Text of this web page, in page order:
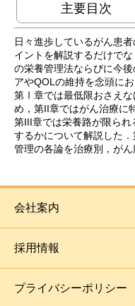
主要目次
日々進歩しているがん患
イントを解説するだけで
の栄養管理法ならびに今
アやQOLの維持を念頭に
第Ⅰ章では最低限おさえな
め，第II章ではがん治療に
第III章では栄養路が限ら
するかについて解説した
管理の各論を治療別，が
会社案内
採用情報
プライバシーポリシー